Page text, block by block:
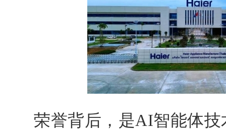
荣誉背后，是AI智能体技